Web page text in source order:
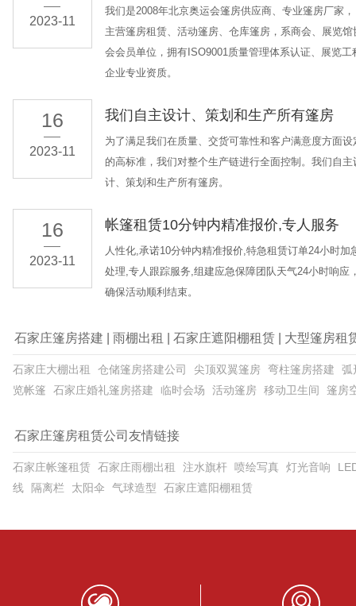
2023-11
我们是2008年北京奥运会篷房供应商、专业篷房厂家，
主营篷房租赁、活动篷房、仓库篷房，系商会、展览馆
会会员单位，拥有ISO9001质量管理体系认证、展览工
企业专业资质。
16
2023-11
我们自主设计、策划和生产所有篷房
为了满足我们在质量、交货可靠性和客户满意度方面设
的高标准，我们对整个生产链进行全面控制。我们自主
计、策划和生产所有篷房。
16
2023-11
帐篷租赁10分钟内精准报价,专人服务
人性化,承诺10分钟内精准报价,特急租赁订单24小时加
处理,专人跟踪服务,组建应急保障团队天气24小时响应
确保活动顺利结束。
石家庄篷房搭建 雨棚出租 石家庄遮阳棚租赁| 大型篷房租
石家庄大棚出租 仓储篷房搭建公司 尖顶双翼篷房 弯柱篷房搭建
弧
览帐篷
石家庄婚礼篷房搭建 临时会场 活动篷房 移动卫生间 篷房
石家庄篷房租赁公司友情链接
石家庄帐篷租赁 石家庄雨棚出租 注水旗杆 喷绘写真 灯光音响
线
隔离栏 太阳伞 气球造型 石家庄遮阳棚租赁